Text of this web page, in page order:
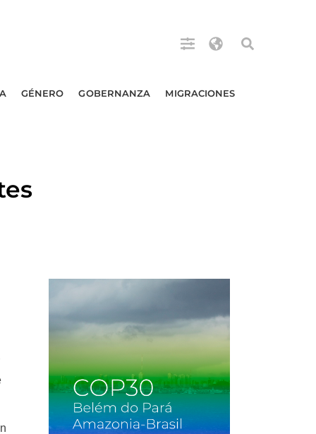
GÉNERO GOBERNANZA MIGRACIONES